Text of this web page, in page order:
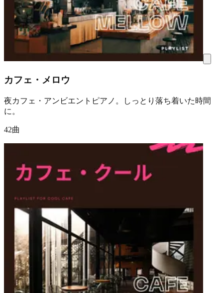
カフェ・メロウ
夜カフェ・アンビエントピアノ。しっとり落ち着いた時間
に。
42曲